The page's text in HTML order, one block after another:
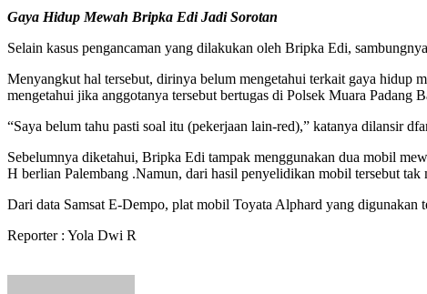
Gaya Hidup Mewah Bripka Edi Jadi Sorotan
Selain kasus pengancaman yang dilakukan oleh Bripka Edi,
Menyangkut hal tersebut, dirinya belum mengetahui terkait gaya hidup
mengetahui jika anggotanya tersebut bertugas di Polsek Muara Padang
“Saya belum tahu pasti soal itu (pekerjaan lain-red),” katanya dilansir
Sebelumnya diketahui, Bripka Edi tampak menggunakan dua mobil
H berlian Palembang .Namun, dari hasil penyelidikan mobil tersebut tak
Dari data Samsat E-Dempo, plat mobil Toyata Alphard yang digunakan
Reporter : Yola Dwi R